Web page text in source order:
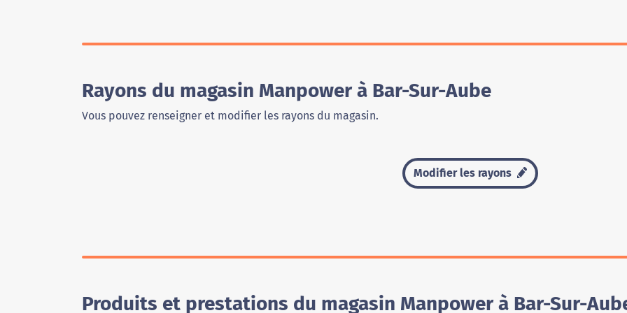
Rayons du magasin Manpower à Bar-Sur-Aube
Vous pouvez renseigner et modifier les rayons du magasin.
Modifier les rayons
Produits et prestations du magasin Manpower à Bar-Sur-